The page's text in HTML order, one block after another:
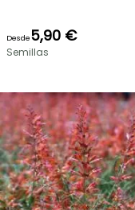
OFERTA
RELÁMPAGO
¡HASTA
UN
30
%
Desde5,90 €
Semillas